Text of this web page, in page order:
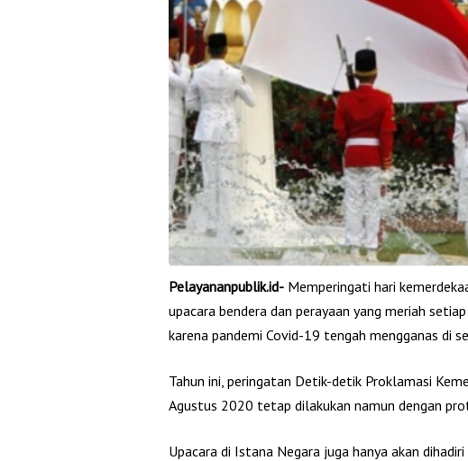
Pelayananpublik.id- Memperingati hari
upacara bendera dan perayaan yang meriah
karena pandemi Covid-19 tengah mengganas di
Tahun ini, peringatan Detik-detik Proklamasi
Agustus 2020 tetap dilakukan namun dengan
Upacara di Istana Negara juga hanya akan